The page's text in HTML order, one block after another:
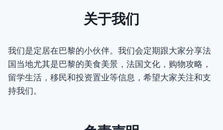
关于我们
我们是定居在巴黎的小伙伴。我们会定期跟大家分享法
国当地尤其是巴黎的美食美景，法国文化，购物攻略，
留学生活，移民和投资置业等信息，希望大家关注和支
持我们。